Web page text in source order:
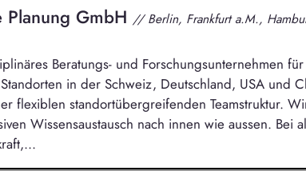
Planung GmbH // Berlin, Frankfurt a.M.,
Beratungs- und Forschungsunternehmen
in der Schweiz, Deutschland, USA und
flexiblen standortübergreifenden Teamstruktur.
Wissensaustausch nach innen wie aussen. Bei